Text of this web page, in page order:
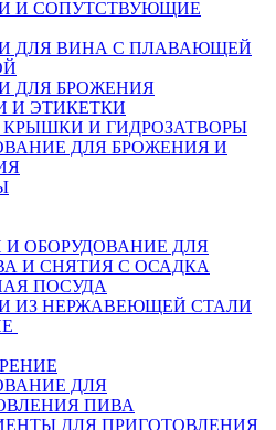
И СОПУТСТВУЮЩИЕ
ДЛЯ ВИНА С ПЛАВАЮЩЕЙ
ДЛЯ БРОЖЕНИЯ
И ЭТИКЕТКИ
КРЫШКИ И ГИДРОЗАТВОРЫ
ДЛЯ БРОЖЕНИЯ И
ОБОРУДОВАНИЕ ДЛЯ
И СНЯТИЯ С ОСАДКА
ПОСУДА
ИЗ НЕРЖАВЕЮЩЕЙ СТАЛИ
ДЛЯ
ПИВА
ДЛЯ ПРИГОТОВЛЕНИЯ